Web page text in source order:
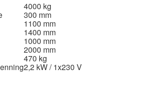
4000 kg
300 mm
1100 mm
1400 mm
1000 mm
2000 mm
470 kg
2,2 kW / 1x230 V